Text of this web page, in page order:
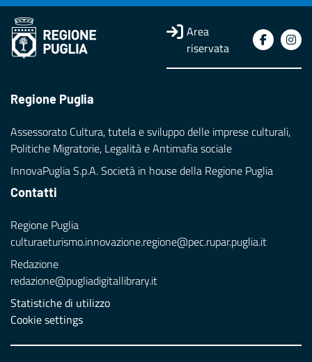
Area
riservata
Regione Puglia
Assessorato Cultura, tutela e sviluppo delle imprese culturali,
Politiche Migratorie, Legalità e Antimafia sociale
InnovaPuglia S.p.A. Società in house della Regione Puglia
Contatti
Regione Puglia
culturaeturismo.innovazione.regione@pec.rupar.puglia.it
Redazione
redazione@pugliadigitallibrary.it
Statistiche di utilizzo
Cookie settings